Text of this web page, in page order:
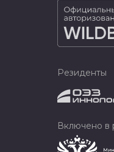
Резиденты
Включено в